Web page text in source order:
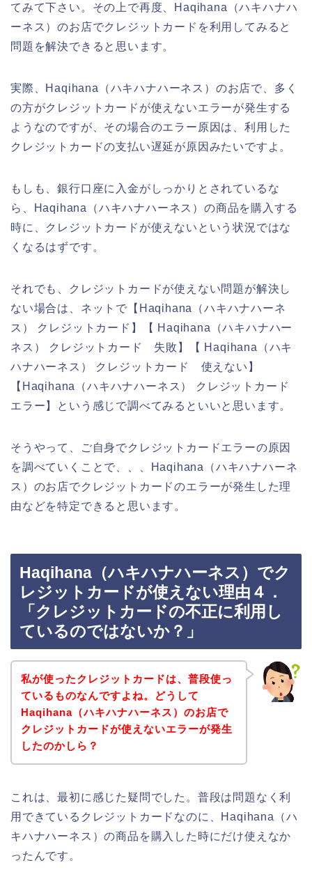
てみて下さい。その上で再度、Haqihana（ハキハナハ
ーネス）のお店でクレジットカードを利用してみると
問題を解決できると思います。
実際、Haqihana（ハキハナハーネス）のお店で、多く
の方がクレジットカードが使えないエラーが発生する
ようなのですが、その場合のエラー原因は、利用した
クレジットカードの支払い遅延が原因みたいですよ。
もしも、銀行口座に入金がしっかりとされているな
ら、Haqihana（ハキハナハーネス）の商品を購入する
時に、クレジットカードが使えないという状況ではな
くなるはずです。
それでも、クレジットカードが使えない問題が解決し
ない場合は、ネットで【Haqihana（ハキハナハーネ
ス） クレジットカード】【 Haqihana（ハキハナハー
ネス） クレジットカード 失敗】【 Haqihana（ハキ
ハナハーネス） クレジットカード 使えない】
【Haqihana（ハキハナハーネス） クレジットカード
エラー】という感じで調べてみるといいと思います。
そうやって、ご自身でクレジットカードエラーの原因
を調べていくことで、、、Haqihana（ハキハナハーネ
ス）のお店でクレジットカードのエラーが発生した理
由などを特定できると思います。
Haqihana（ハキハナハーネス）でク
レジットカードが使えない理由４．
「クレジットカードの不正に利用し
ているのではないか？」
私が使ったクレジットカードは、普段使っ
ているものなんですよね。どうして
Haqihana（ハキハナハーネス）のお店で
クレジットカードが使えないエラーが発生
したのかしら？
これは、最初に感じた疑問でした。普段は問題なく利
用できているクレジットカードなのに、Haqihana（ハ
キハナハーネス）の商品を購入した時にだけ使えなか
ったんです。